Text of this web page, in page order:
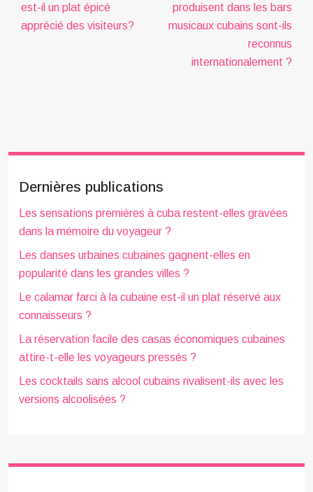
est-il un plat épicé
apprécié des visiteurs?
produisent dans les bars
musicaux cubains sont-ils
reconnus
internationalement ?
Dernières publications
Les sensations premières à cuba restent-elles gravées
dans la mémoire du voyageur ?
Les danses urbaines cubaines gagnent-elles en
popularité dans les grandes villes ?
Le calamar farci à la cubaine est-il un plat réservé aux
connaisseurs ?
La réservation facile des casas économiques cubaines
attire-t-elle les voyageurs pressés ?
Les cocktails sans alcool cubains rivalisent-ils avec les
versions alcoolisées ?